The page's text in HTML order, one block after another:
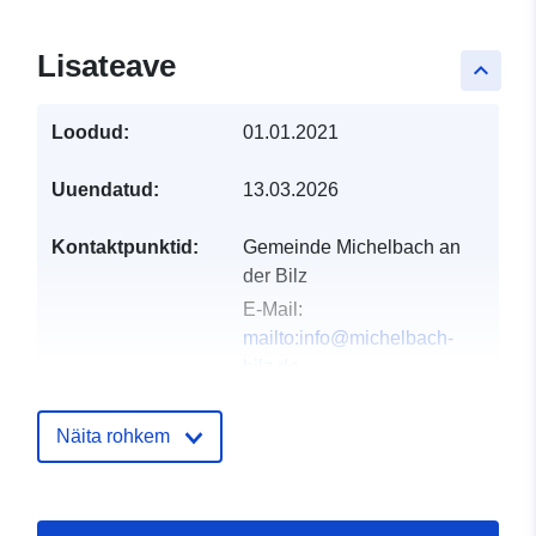
keyboard_arrow_up
Lisateave
Loodud: 01.01.2021
Uuendatud: 13.03.2026
Kontaktpunktid:
Gemeinde Michelbach an
der Bilz
E-Mail:
mailto:info@michelbach-
URL:
Näita rohkem